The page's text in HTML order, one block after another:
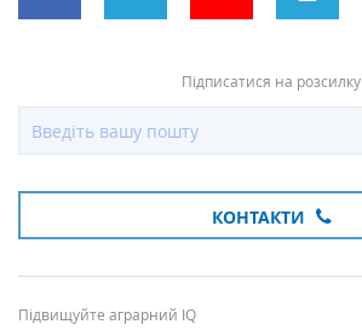
Підписатися на розсилку
КОНТАКТИ
Підвищуйте аграрний IQ